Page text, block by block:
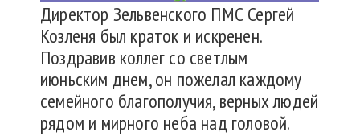
Директор Зельвенского ПМС Сергей
Козленя был краток и искренен.
Поздравив коллег со светлым
июньским днем, он пожелал каждому
семейного благополучия, верных людей
рядом и мирного неба над головой.